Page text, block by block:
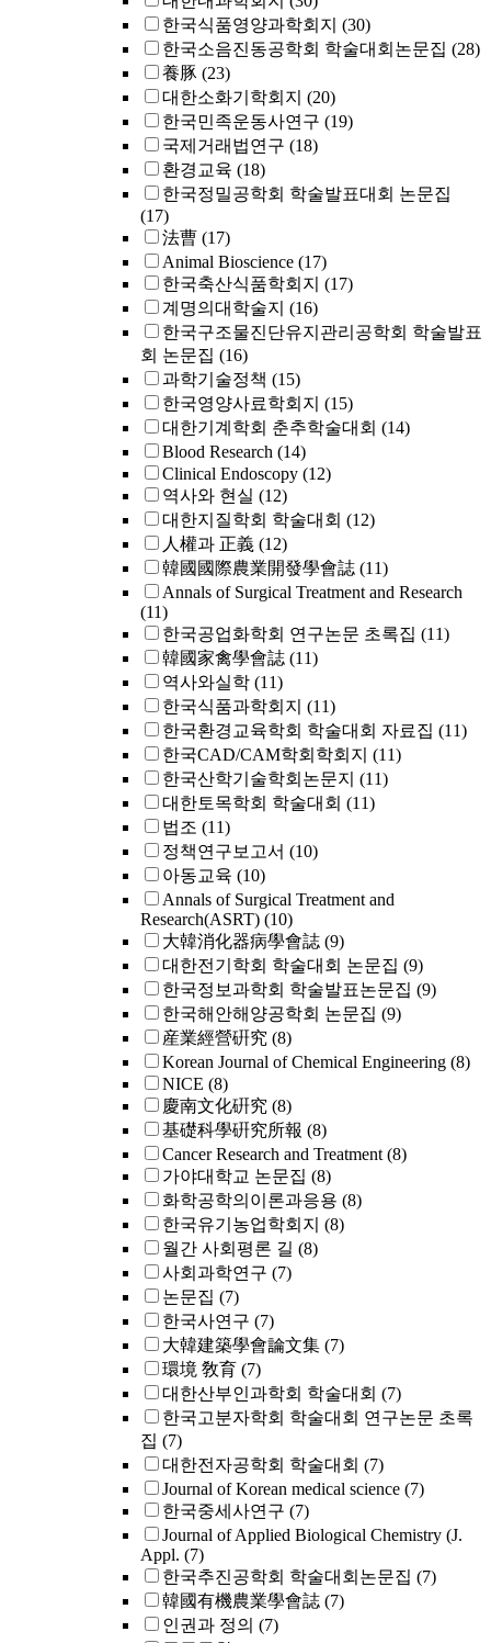
한국식품영양과학회지 (30)
한국소음진동공학회 학술대회논문집 (28)
養豚 (23)
대한소화기학회지 (20)
한국민족운동사연구 (19)
국제거래법연구 (18)
환경교육 (18)
한국정밀공학회 학술발표대회 논문집
(17)
法曹 (17)
Animal Bioscience (17)
한국축산식품학회지 (17)
계명의대학술지 (16)
한국구조물진단유지관리공학회 학술발표
회 논문집 (16)
과학기술정책 (15)
한국영양사료학회지 (15)
대한기계학회 춘추학술대회 (14)
Blood Research (14)
Clinical Endoscopy (12)
역사와 현실 (12)
대한지질학회 학술대회 (12)
人權과 正義 (12)
韓國國際農業開發學會誌 (11)
Annals of Surgical Treatment and Research
(11)
한국공업화학회 연구논문 초록집 (11)
韓國家禽學會誌 (11)
역사와실학 (11)
한국식품과학회지 (11)
한국환경교육학회 학술대회 자료집 (11)
한국CAD/CAM학회학회지 (11)
한국산학기술학회논문지 (11)
대한토목학회 학술대회 (11)
법조 (11)
정책연구보고서 (10)
아동교육 (10)
Annals of Surgical Treatment and
Research(ASRT) (10)
大韓消化器病學會誌 (9)
대한전기학회 학술대회 논문집 (9)
한국정보과학회 학술발표논문집 (9)
한국해안해양공학회 논문집 (9)
産業經營硏究 (8)
Korean Journal of Chemical Engineering (8)
NICE (8)
慶南文化硏究 (8)
基礎科學硏究所報 (8)
Cancer Research and Treatment (8)
가야대학교 논문집 (8)
화학공학의이론과응용 (8)
한국유기농업학회지 (8)
월간 사회평론 길 (8)
사회과학연구 (7)
논문집 (7)
한국사연구 (7)
大韓建築學會論文集 (7)
環境 敎育 (7)
대한산부인과학회 학술대회 (7)
한국고분자학회 학술대회 연구논문 초록
집 (7)
대한전자공학회 학술대회 (7)
Journal of Korean medical science (7)
한국중세사연구 (7)
Journal of Applied Biological Chemistry (J.
Appl. (7)
한국추진공학회 학술대회논문집 (7)
韓國有機農業學會誌 (7)
인권과 정의 (7)